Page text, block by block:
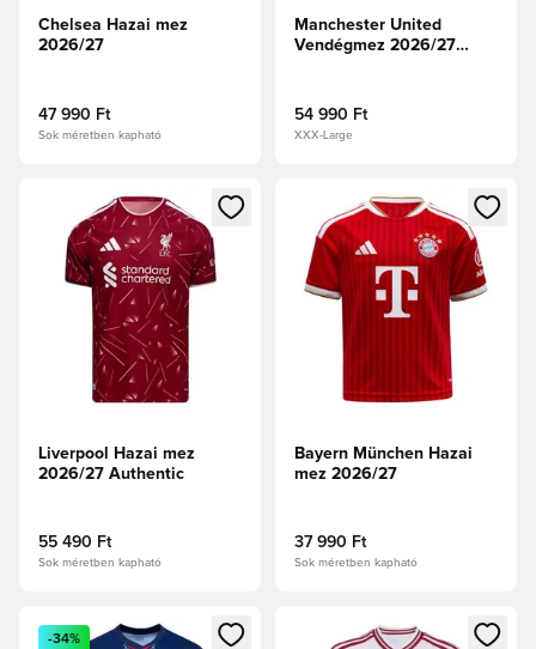
Chelsea Hazai mez
2026/27
47 990 Ft
Sok méretben kapható
Manchester United
Vendégmez 2026/27
54 990 Ft
XXX-Large
Megnyit egy modált a bejelentkezéshez vagy a tagként
Liverpool Hazai mez
2026/27 Authentic
55 490 Ft
Sok méretben kapható
Megnyit egy modált a
Bayern München Hazai
mez 2026/27
37 990 Ft
Sok méretben kapható
Megnyit egy modált a bejelentkezéshez vagy a tagként
-34%
Megnyit egy modált a